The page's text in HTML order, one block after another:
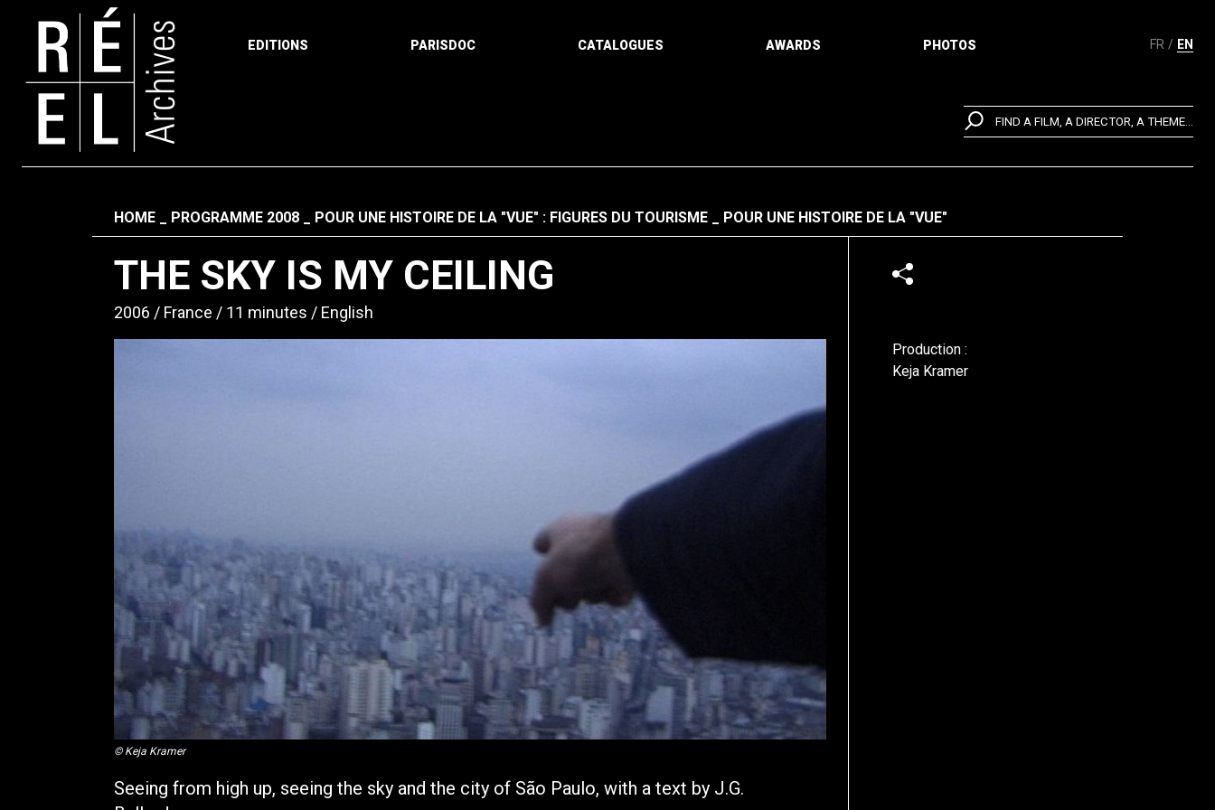
FR EN
EDITIONS PARISDOC CATALOGUES AWARDS PHOTOS
FIND A FILM, A DIRECTOR, A THEME...
Fil d'ariane
HOME PROGRAMME 2008 POUR UNE HISTOIRE DE LA "VUE" : FIGURES DU TOURISME POUR UNE HISTOIRE DE LA "VUE"
THE SKY IS MY CEILING
2006 France 11 minutes English
© Keja Kramer
Seeing from high up, seeing the sky and the city of São Paulo, with a text by J.G.
Production :
Keja Kramer